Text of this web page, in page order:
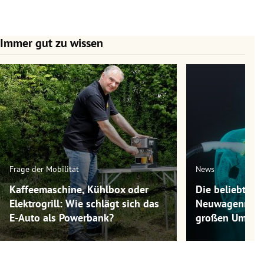
Immer gut zu wissen
Slide 1 von 7
Frage der Mobilität
Kaffeemaschine, Kühlbox oder
Elektrogrill: Wie schlägt sich das
E-Auto als Powerbank?
News
Die
großen